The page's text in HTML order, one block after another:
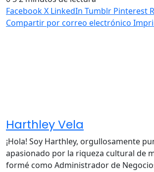
FacebookX LinkedIn Tumblr Pinterest
Compartir por correo electrónico
Harthley Vela
¡Hola! Soy Harthley, orgullosamente
apasionado por la riqueza cultural de
formé como Administrador de